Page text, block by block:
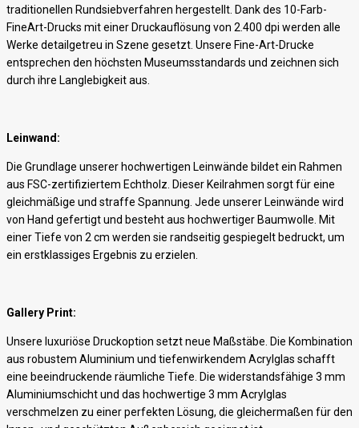
traditionellen Rundsiebverfahren hergestellt. Dank des 10-Farb-
FineArt-Drucks mit einer Druckauflösung von 2.400 dpi werden alle
Werke detailgetreu in Szene gesetzt. Unsere Fine-Art-Drucke
entsprechen den höchsten Museumsstandards und zeichnen sich
durch ihre Langlebigkeit aus.
Leinwand:
Die Grundlage unserer hochwertigen Leinwände bildet ein Rahmen
aus FSC-zertifiziertem Echtholz. Dieser Keilrahmen sorgt für eine
gleichmäßige und straffe Spannung. Jede unserer Leinwände wird
von Hand gefertigt und besteht aus hochwertiger Baumwolle. Mit
einer Tiefe von 2 cm werden sie randseitig gespiegelt bedruckt, um
ein erstklassiges Ergebnis zu erzielen.
Gallery Print:
Unsere luxuriöse Druckoption setzt neue Maßstäbe. Die Kombination
aus robustem Aluminium und tiefenwirkendem Acrylglas schafft
eine beeindruckende räumliche Tiefe. Die widerstandsfähige 3 mm
Aluminiumschicht und das hochwertige 3 mm Acrylglas
verschmelzen zu einer perfekten Lösung, die gleichermaßen für den